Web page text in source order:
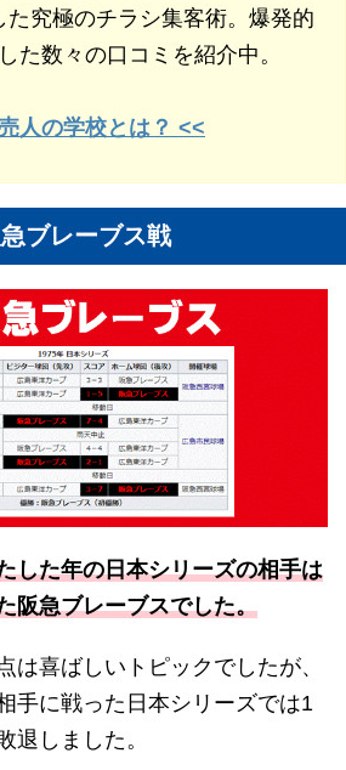
た究極のチラシ集客術。爆発的
た数々の口コミを紹介中。
人の学校とは？ <<
ブレーブス戦
した年の日本シリーズの相手は
阪急ブレーブスでした。
は喜ばしいトピックでしたが、
手に戦った日本シリーズでは1
退しました。